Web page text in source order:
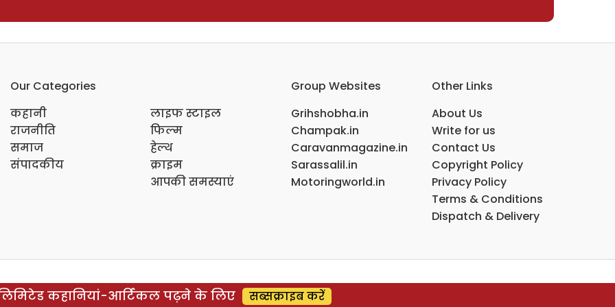
Our Categories
कहानी
राजनीति
समाज
संपादकीय
लाइफ स्टाइल
फिल्म
हेल्थ
क्राइम
आपकी समस्याएं
Group Websites
Grihshobha.in
Champak.in
Caravanmagazine.in
Sarassalil.in
Motoringworld.in
Other Links
About Us
Write for us
Contact Us
Copyright Policy
Privacy Policy
Terms & Conditions
Dispatch & Delivery
कहानियां-आर्टिकल पढ़ने के लिए सब्सक्राइब करें